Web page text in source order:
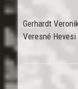
Gerhardt
Veresné